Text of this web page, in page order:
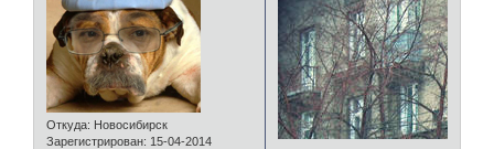
Откуда: Новосибирск
Зарегистрирован: 15-04-2014